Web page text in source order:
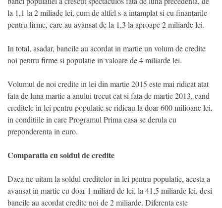
la 1,1 la 2 miliade lei, cum de altfel s-a intamplat si cu finantarile
pentru firme, care au avansat de la 1,3 la aproape 2 miliarde lei.
In total, asadar, bancile au acordat in martie un volum de credite
noi pentru firme si populatie in valoare de 4 miliarde lei.
Volumul de noi credite in lei din martie 2015 este mai ridicat atat
fata de luna martie a anului trecut cat si fata de martie 2013, cand
creditele in lei pentru populatie se ridicau la doar 600 milioane lei,
in conditiile in care Programul Prima casa se derula cu
preponderenta in euro.
Comparatia cu soldul de credite
Daca ne uitam la soldul creditelor in lei pentru populatie, acesta a
avansat in martie cu doar 1 miliard de lei, la 41,5 miliarde lei, desi
bancile au acordat credite noi de 2 miliarde. Diferenta este